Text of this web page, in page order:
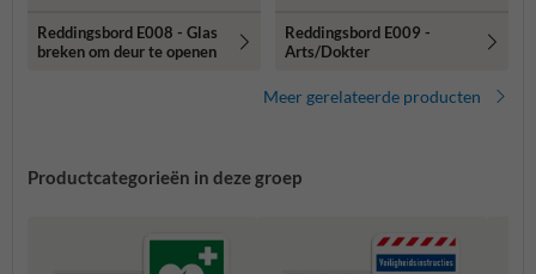
Reddingsbord E008 - Glas
breken om deur te openen
Reddingsbord E009 -
Arts/Dokter
Meer gerelateerde producten
Productcategorieën in deze groep